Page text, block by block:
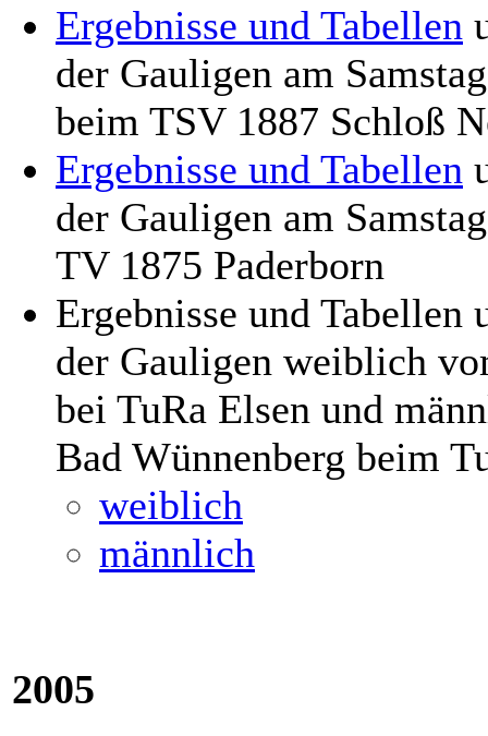
Ergebnisse und Tabellen
der Gauligen am
beim TSV 1887 Schloß
Ergebnisse und Tabellen
der Gauligen am
TV 1875 Paderborn
Ergebnisse und Tabellen
der Gauligen weiblich
bei TuRa Elsen und
Bad Wünnenberg beim
weiblich
männlich
2005